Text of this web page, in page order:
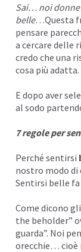
Sai… noi donne
belle…Questa
pensare
a cercare delle
credo che una
cosa più adatta.
E dopo aver
al sodo
7 regole per
Perché sentirsi
nostro modo di
Sentirsi belle
Come dicono
the beholder”
guarda”. Noi
orecchie… cioè